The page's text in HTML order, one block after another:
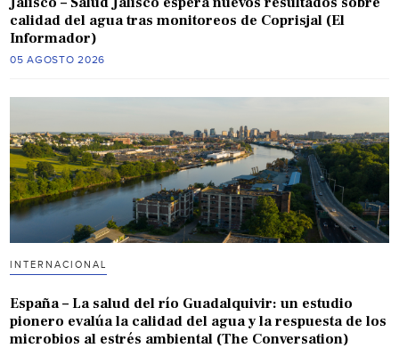
calidad del agua tras monitoreos de Coprisjal (El
Informador)
05 AGOSTO 2026
INTERNACIONAL
España – La salud del río Guadalquivir: un estudio
pionero evalúa la calidad del agua y la respuesta de los
microbios al estrés ambiental (The Conversation)